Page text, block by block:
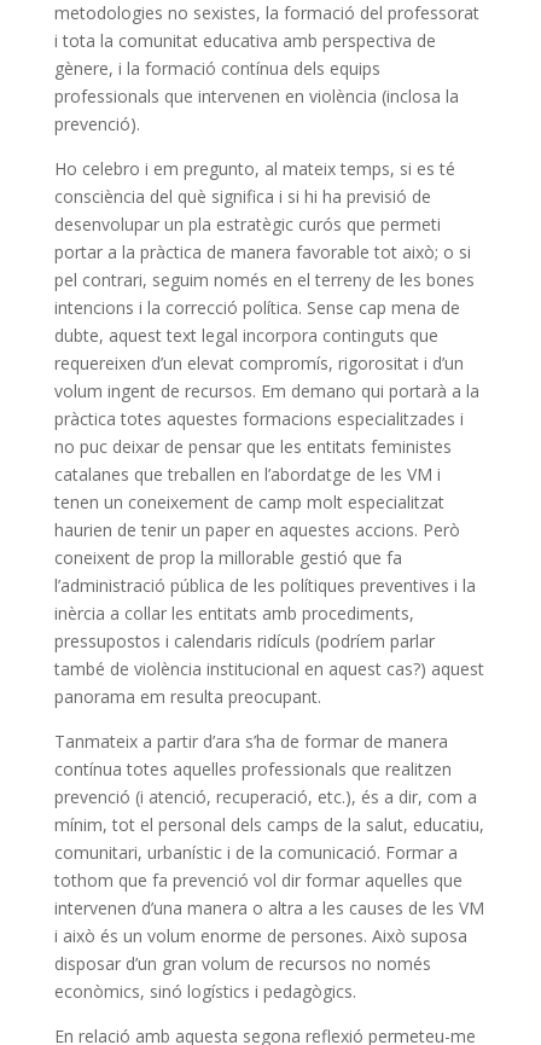
metodologies no sexistes, la formació del professorat
i tota la comunitat educativa amb perspectiva de
gènere, i la formació contínua dels equips
professionals que intervenen en violència (inclosa la
prevenció).
Ho celebro i em pregunto, al mateix temps, si es té
consciència del què significa i si hi ha previsió de
desenvolupar un pla estratègic curós que permeti
portar a la pràctica de manera favorable tot això; o si
pel contrari, seguim només en el terreny de les bones
intencions i la correcció política. Sense cap mena de
dubte, aquest text legal incorpora continguts que
requereixen d’un elevat compromís, rigorositat i d’un
volum ingent de recursos. Em demano qui portarà a la
pràctica totes aquestes formacions especialitzades i
no puc deixar de pensar que les entitats feministes
catalanes que treballen en l’abordatge de les VM i
tenen un coneixement de camp molt especialitzat
haurien de tenir un paper en aquestes accions. Però
coneixent de prop la millorable gestió que fa
l’administració pública de les polítiques preventives i la
inèrcia a collar les entitats amb procediments,
pressupostos i calendaris ridículs (podríem parlar
també de violència institucional en aquest cas?) aquest
panorama em resulta preocupant.
Tanmateix a partir d’ara s’ha de formar de manera
contínua totes aquelles professionals que realitzen
prevenció (i atenció, recuperació, etc.), és a dir, com a
mínim, tot el personal dels camps de la salut, educatiu,
comunitari, urbanístic i de la comunicació. Formar a
tothom que fa prevenció vol dir formar aquelles que
intervenen d’una manera o altra a les causes de les VM
i això és un volum enorme de persones. Això suposa
disposar d’un gran volum de recursos no només
econòmics, sinó logístics i pedagògics.
En relació amb aquesta segona reflexió permeteu-me